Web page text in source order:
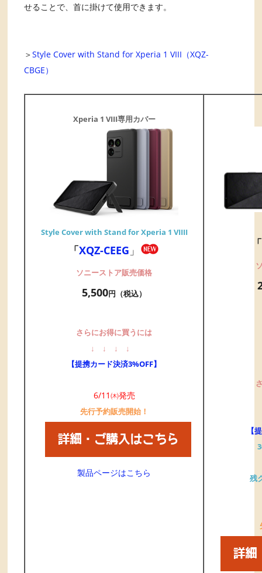
せることで、首に掛けて使用できます。
＞Style Cover with Stand for Xperia 1 VIII（XQZ-
CBGE）
Xperia 1 VIII専用カバー
Style Cover with Stand for Xperia 1 VIIII
「XQZ-CEEG 」
ソニーストア販売価格
5,500円（税込）
さらにお得に買うには
↓ ↓ ↓ ↓
【提携カード決済3%OFF】
6/11㈭発売
先行予約販売開始！
製品ページはこちら
「
【
残